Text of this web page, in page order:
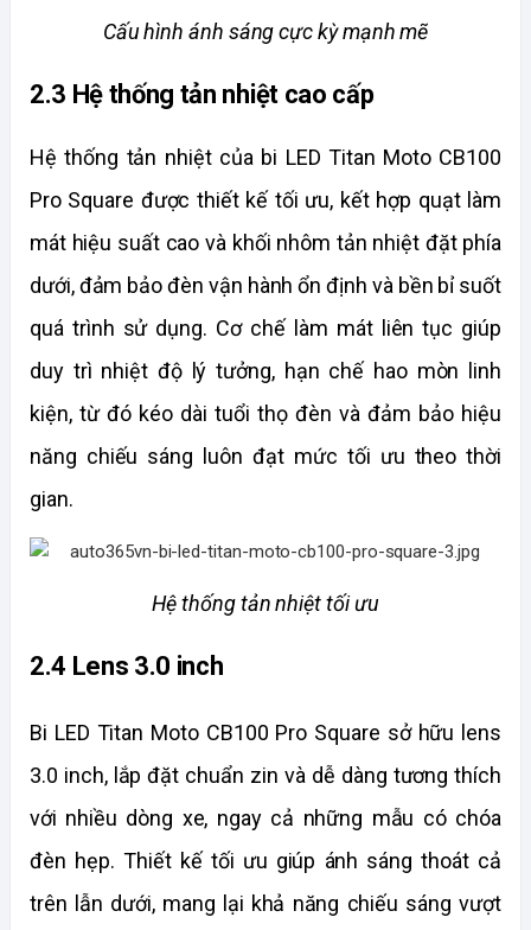
Cấu hình ánh sáng cực kỳ mạnh mẽ
2.3 Hệ thống tản nhiệt cao cấp
Hệ thống tản nhiệt của bi LED Titan Moto CB100
Pro Square được thiết kế tối ưu, kết hợp quạt làm
mát hiệu suất cao và khối nhôm tản nhiệt đặt phía
dưới, đảm bảo đèn vận hành ổn định và bền bỉ suốt
quá trình sử dụng. Cơ chế làm mát liên tục giúp
duy trì nhiệt độ lý tưởng, hạn chế hao mòn linh
kiện, từ đó kéo dài tuổi thọ đèn và đảm bảo hiệu
năng chiếu sáng luôn đạt mức tối ưu theo thời
gian.
Hệ thống tản nhiệt tối ưu
2.4 Lens 3.0 inch
Bi LED Titan Moto CB100 Pro Square sở hữu lens
3.0 inch, lắp đặt chuẩn zin và dễ dàng tương thích
với nhiều dòng xe, ngay cả những mẫu có chóa
đèn hẹp. Thiết kế tối ưu giúp ánh sáng thoát cả
trên lẫn dưới, mang lại khả năng chiếu sáng vượt